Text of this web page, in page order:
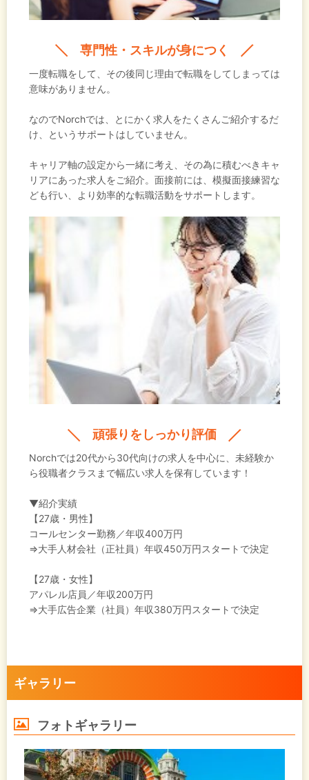
専門性・スキルが身につく
一度転職をして、その後同じ理由で転職をしてしまっては
意味がありません。
なのでNorchでは、とにかく求人をたくさんご紹介するだ
け、というサポートはしていません。
キャリア軸の設定から一緒に考え、その為に積むべきキャ
リアにあった求人をご紹介。面接前には、模擬面接練習な
ども行い、より効率的な転職活動をサポートします。
頑張りをしっかり評価
Norchでは20代から30代向けの求人を中心に、未経験か
ら役職者クラスまで幅広い求人を保有しています！
▼紹介実績
【27歳・男性】
コールセンター勤務／年収400万円
⇒大手人材会社（正社員）年収450万円スタートで決定
【27歳・女性】
アパレル店員／年収200万円
⇒大手広告企業（社員）年収380万円スタートで決定
ギャラリー
フォトギャラリー